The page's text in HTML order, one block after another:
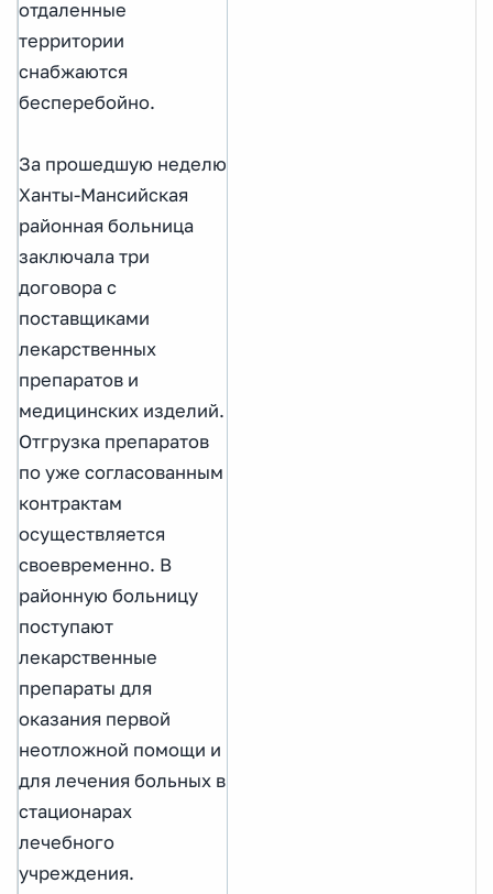
отдаленные
территории
снабжаются
бесперебойно.
За прошедшую неделю
Ханты-Мансийская
районная больница
заключала три
договора с
поставщиками
лекарственных
препаратов и
медицинских изделий.
Отгрузка препаратов
по уже согласованным
контрактам
осуществляется
своевременно. В
районную больницу
поступают
лекарственные
препараты для
оказания первой
неотложной помощи и
для лечения больных в
стационарах
лечебного
учреждения.